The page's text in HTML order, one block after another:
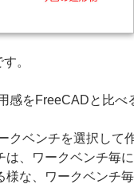
。
感をFreeCADと比べ
クベンチを選択して
は、ワークベンチ毎
な、ワークベンチ